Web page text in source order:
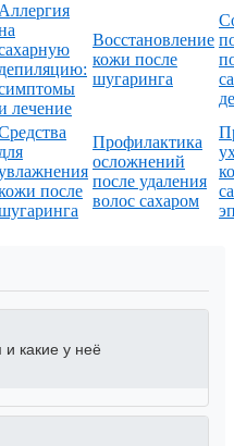
лечение
Восстановление
кожи после
шугаринга
после
Профилактика
осложнений
после удаления
волос сахаром
какие у неё